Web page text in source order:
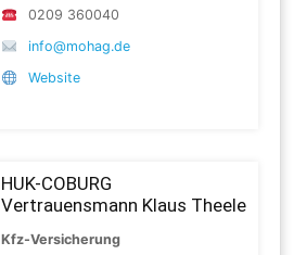
0209 360040
info@mohag.de
Website
HUK-COBURG
Vertrauensmann Klaus Theele
Kfz-Versicherung